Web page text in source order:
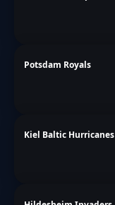
Potsdam Royals
Kiel Baltic Hurricanes